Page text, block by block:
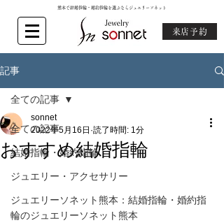
熊本で結婚指輪・婚約指輪を選ぶならジュエリーソネット
来店予約
記事
全ての記事
結婚指輪・婚約指輪
ジュエリー・アクセサリー
ジュエリーソネット熊本：結婚指輪・婚約指
輪のジュエリーソネット熊本
全ての記事
おすすめ結婚指輪
sonnet
2022年5月16日 読了時間: 1分